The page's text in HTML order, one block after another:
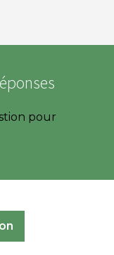
pour